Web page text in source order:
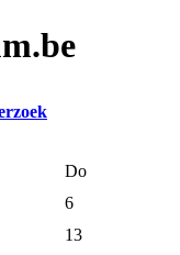
Do
6
13